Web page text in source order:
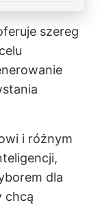
szereg
i różnym
dla
chcą